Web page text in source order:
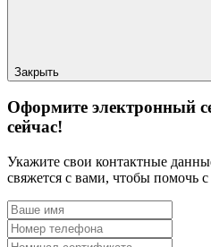
Закрыть
Оформите электронный
сейчас!
Укажите свои контактные
свяжется с вами, чтобы помочь